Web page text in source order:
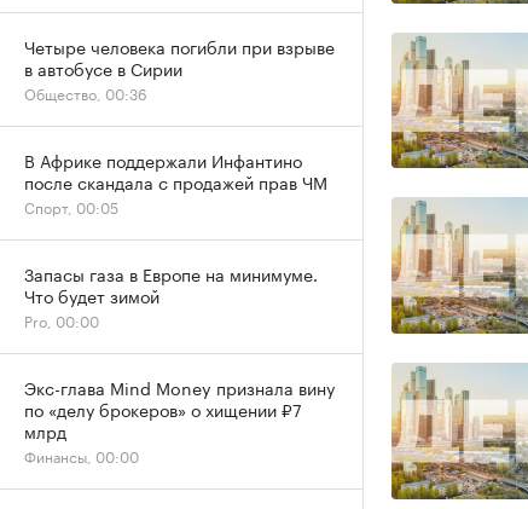
Четыре человека погибли при взрыве
в автобусе в Сирии
Общество, 00:36
В Африке поддержали Инфантино
после скандала с продажей прав ЧМ
Спорт, 00:05
Запасы газа в Европе на минимуме.
Что будет зимой
Pro, 00:00
Экс-глава Mind Money признала вину
по «делу брокеров» о хищении ₽7
млрд
Финансы, 00:00